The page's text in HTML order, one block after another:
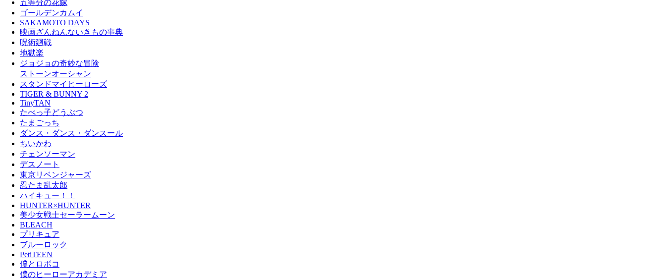
五等分の花嫁
ゴールデンカムイ
SAKAMOTO DAYS
映画ざんねんないきもの事典
呪術廻戦
地獄楽
ジョジョの奇妙な冒険
ストーンオーシャン
スタンドマイヒーローズ
TIGER & BUNNY 2
TinyTAN
たべっ子どうぶつ
たまごっち
ダンス・ダンス・ダンスール
ちいかわ
チェンソーマン
デスノート
東京リベンジャーズ
忍たま乱太郎
ハイキュー！！
HUNTER×HUNTER
美少女戦士セーラームーン
BLEACH
プリキュア
ブルーロック
PetiTEEN
僕とロボコ
僕のヒーローアカデミア